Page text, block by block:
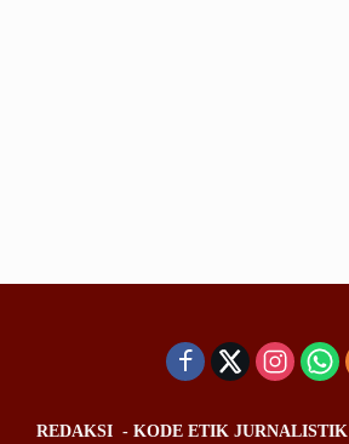
REDAKSI KODE ETIK JURNALISTIK